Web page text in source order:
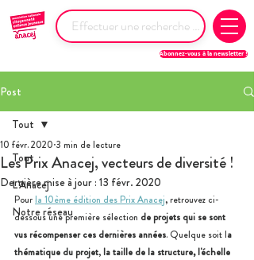
Abonnez-vous à la newsletter !
Post
Tout
L'Anacej
Notre réseau
Tout
Les Prix Anacej, vecteurs de diversité !
10 févr. 2020 3 min de lecture
Dernière mise à jour : 13 févr. 2020
Pour la 10ème édition des Prix Anacej, retrouvez ci-
dessous une première sélection de projets qui se sont
vus récompenser ces dernières années. Quelque soit la
thématique du projet, la taille de la structure, l'échelle